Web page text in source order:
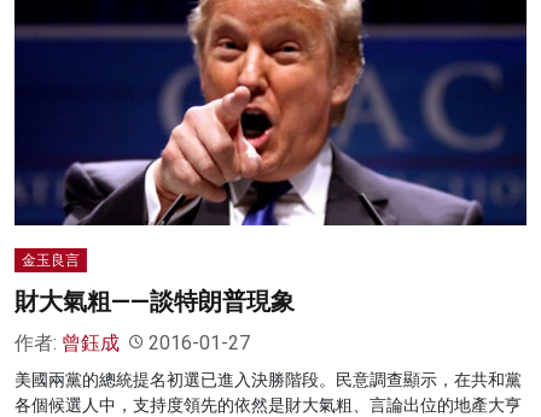
金玉良言
財大氣粗——談特朗普現象
作者: 曾鈺成 2016-01-27
美國兩黨的總統提名初選已進入決勝階段。民意調查顯示，在共和黨
各個候選人中，支持度領先的依然是財大氣粗、言論出位的地產大亨